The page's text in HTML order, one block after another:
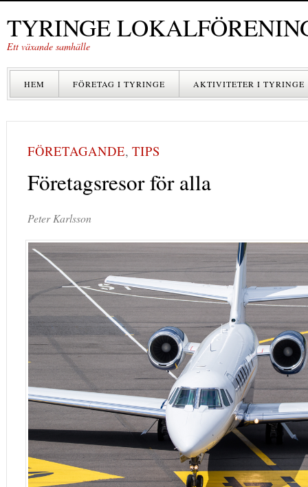
TYRINGE
Ett växande samhälle
HEM FÖRETAG I TYRINGE AKTIVITETER I TYRINGE
FÖRETAGANDE, TIPS
Företagsresor för alla
Peter Karlsson